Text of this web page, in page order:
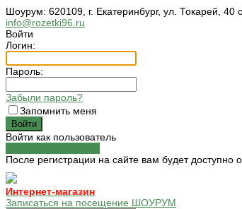
Шоурум: 620109, г. Екатеринбург, ул. Токарей,
info@rozetki96.ru
Войти
Логин:
Пароль:
Забыли пароль?
Запомнить меня
Войти как пользователь
После регистрации на сайте вам будет доступно
Интернет-магазин
Записаться на посещение ШОУРУМ